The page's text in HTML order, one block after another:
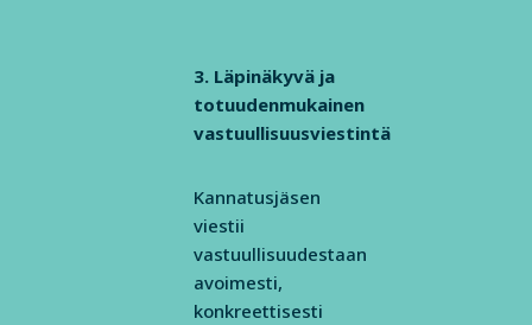
3. Läpinäkyvä ja
totuudenmukainen
vastuullisuusviestintä
Kannatusjäsen
viestii
vastuullisuudestaan
avoimesti,
konkreettisesti